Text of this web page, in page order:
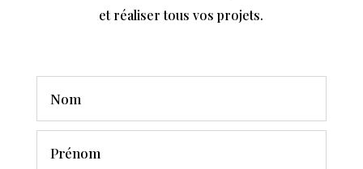
et réaliser tous vos projets.